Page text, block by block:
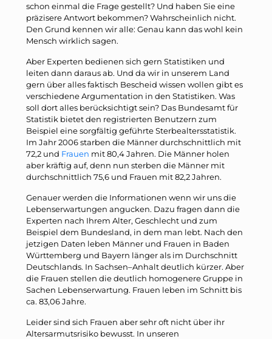
schon einmal die Frage gestellt? Und haben Sie eine
präzisere Antwort bekommen? Wahrscheinlich nicht.
Den Grund kennen wir alle: Genau kann das wohl kein
Mensch wirklich sagen.
Aber Experten bedienen sich gern Statistiken und
leiten dann daraus ab. Und da wir in unserem Land
gern über alles faktisch Bescheid wissen wollen gibt es
verschiedene Argumentation in den Statistiken. Was
soll dort alles berücksichtigt sein? Das Bundesamt für
Statistik bietet den registrierten Benutzern zum
Beispiel eine sorgfältig geführte Sterbealtersstatistik.
Im Jahr 2006 starben die Männer durchschnittlich mit
72,2 und Frauen mit 80,4 Jahren. Die Männer holen
aber kräftig auf, denn nun sterben die Männer mit
durchschnittlich 75,6 und Frauen mit 82,2 Jahren.
Genauer werden die Informationen wenn wir uns die
Lebenserwartungen angucken. Dazu fragen dann die
Experten nach Ihrem Alter, Geschlecht und zum
Beispiel dem Bundesland, in dem man lebt. Nach den
jetzigen Daten leben Männer und Frauen in Baden
Württemberg und Bayern länger als im Durchschnitt
Deutschlands. In Sachsen–Anhalt deutlich kürzer. Aber
die Frauen stellen die deutlich homogenere Gruppe in
Sachen Lebenserwartung. Frauen leben im Schnitt bis
ca. 83,06 Jahre.
Leider sind sich Frauen aber sehr oft nicht über ihr
Altersarmutsrisiko bewusst. In unseren